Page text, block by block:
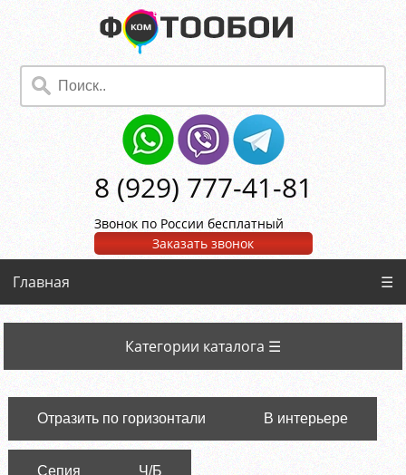
8 (929) 777-41-81
Звонок по России бесплатный
Заказать звонок
Главная ☰
Категории каталога ☰
Отразить по горизонтали В интерьере
Сепия Ч/Б